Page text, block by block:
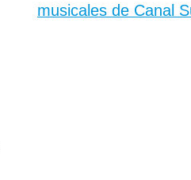
musicales de Canal